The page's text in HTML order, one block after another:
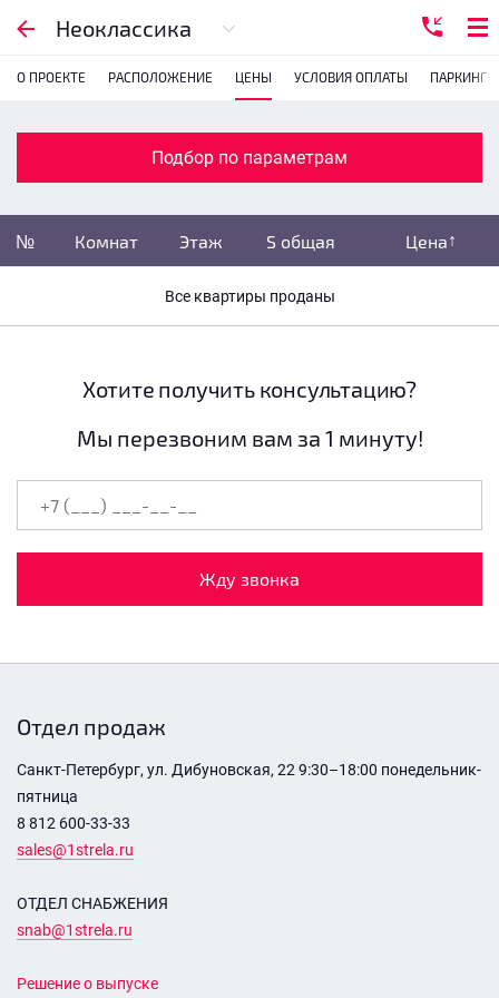
Неоклассика
О ПРОЕКТЕ РАСПОЛОЖЕНИЕ ЦЕНЫ УСЛОВИЯ ОПЛАТЫ ПАРКИНГ
Подбор по параметрам
№ Комнат Этаж S общая Цена
Все квартиры проданы
Подбор по параметрам
1
Убрать переуступки
S общая не указана
все этажи
Хотите получить консультацию?
Мы перезвоним вам за 1 минуту!
Жду звонка
Отдел продаж
Санкт-Петербург, ул. Дибуновская, 22 9:30–18:00 понедельник-
пятница
8 812 600-33-33
sales@1strela.ru
ОТДЕЛ СНАБЖЕНИЯ
snab@1strela.ru
Решение о выпуске